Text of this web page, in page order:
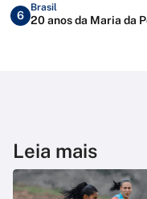
6
Brasil
20 anos da Maria da
Leia mais